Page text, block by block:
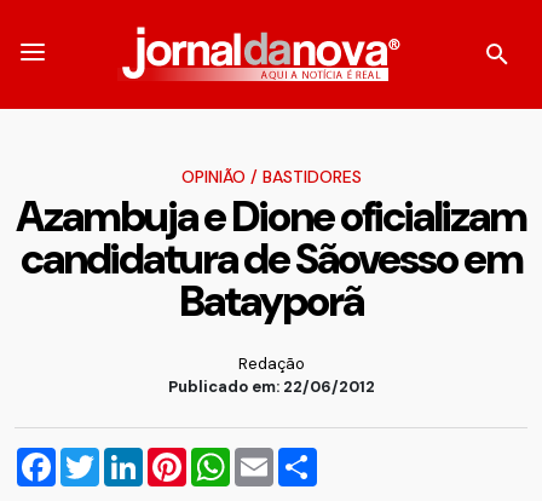
OPINIÃO / BASTIDORES
Azambuja e Dione oficializam
candidatura de Sãovesso em
Batayporã
Redação
Publicado em: 22/06/2012
Facebook
TwitterLinkedInPinterestWhatsApp
Email